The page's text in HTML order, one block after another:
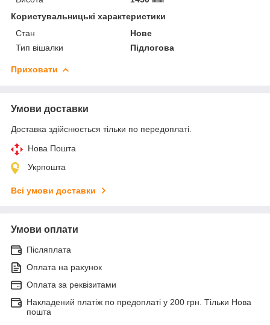
Користувальницькі характеристики
Стан
Нове
Тип вішалки
Підлогова
Приховати
Умови доставки
Доставка здійснюється тільки по передоплаті.
Нова Пошта
Укрпошта
Всі умови доставки
Умови оплати
Післяплата
Оплата на рахунок
Оплата за реквізитами
Накладений платіж по предоплаті у 200 грн. Тільки Нова
пошта